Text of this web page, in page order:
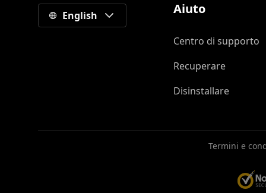
English Aiuto
Centro di supporto
Recuperare
Disinstallare
Termini e